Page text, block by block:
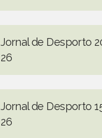
Jornal de Desporto
26
Jornal de Desporto
26